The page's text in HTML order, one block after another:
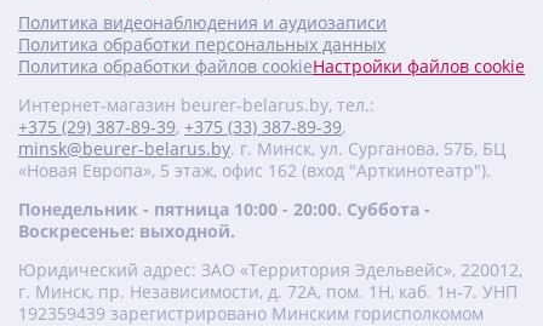
Политика видеонаблюдения и аудиозаписи
Политика обработки персональных данных
Политика обработки файлов cookieНастройки файлов cookie
Интернет-магазин beurer-belarus.by, тел.:
+375 (29) 387-89-39, +375 (33) 387-89-39,
minsk@beurer-belarus.by. г. Минск, ул. Сурганова, 57Б, БЦ
«Новая Европа», 5 этаж, офис 162 (вход "Арткинотеатр").
Понедельник - пятница 10:00 - 20:00. Суббота -
Воскресенье: выходной.
Юридический адрес: ЗАО «Территория Эдельвейс», 220012,
г. Минск, пр. Независимости, д. 72А, пом. 1Н, каб. 1н-7. УНП
‎192359439 зарегистрировано Минским горисполкомом